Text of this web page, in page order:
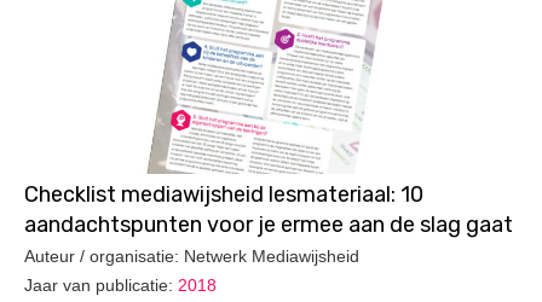
Checklist mediawijsheid lesmateriaal: 10
aandachtspunten voor je ermee aan de slag gaat
Auteur / organisatie: Netwerk Mediawijsheid
Jaar van publicatie: 2018